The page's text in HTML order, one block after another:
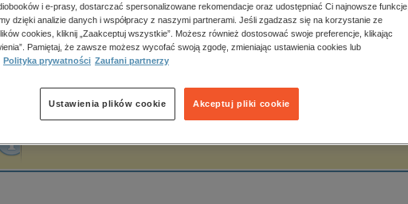
Zobacz wszystkie E-prasa
polityka, społeczno-informacyjne
psychologiczne
popularno-naukowe
historia
główna Michał Celeda
Celeda
i e-prasy, dostarczać spersonalizowane rekomendacje oraz udostępniać Ci najnowsze funkcje,
dzięki analizie danych i współpracy z naszymi partnerami. Jeśli zgadzasz się na korzystanie ze
cookies, kliknij „Zaakceptuj wszystkie”. Możesz również dostosować swoje preferencje, klikając
Pamiętaj, że zawsze możesz wycofać swoją zgodę, zmieniając ustawienia cookies lub
Polityka prywatności Zaufani partnerzy
Akceptuj pliki cookie
Ustawienia plików cookie